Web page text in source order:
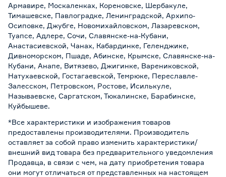
Армавире, Москаленках, Кореновске, Шербакуле,
Тимашевске, Павлоградке, Ленинградской, Архипо-
Осиповке, Джубге, Новомихайловском, Лазаревском,
Туапсе, Адлере, Сочи, Славянске-на-Кубани,
Анастасиевской, Чанах, Кабардинке, Геленджике,
Дивноморском, Пшаде, Абинске, Крымске, Славянске-на-
Кубани, Анапе, Витязево, Джигинке, Варениковской,
Натухаевской, Гостагаевской, Темрюке, Переславле-
Залесском, Петровском, Ростове, Исилькуле,
Называевске, Саргатском, Тюкалинске, Барабинске,
Куйбышеве.
*Все характеристики и изображения товаров
предоставлены производителями. Производитель
оставляет за собой право изменить характеристики/
внешний вид товара без предварительного уведомления
Продавца, в связи с чем, на дату приобретения товара
они могут отличаться от представленных на настоящем